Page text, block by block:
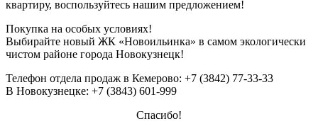
квартиру, воспользуйтесь нашим предложением!
Покупка на особых условиях!
Выбирайте новый ЖК «Новоильинка» в самом экологически
чистом районе города Новокузнецк!
Телефон отдела продаж в Кемерово: +7 (3842) 77-33-33
В Новокузнецке: +7 (3843) 601-999
Спасибо!